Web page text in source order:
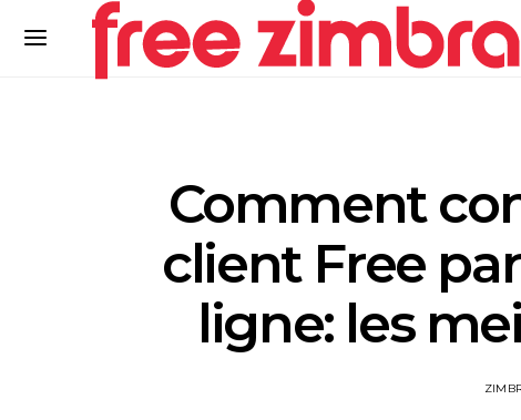
Comment
client Free
ligne: les